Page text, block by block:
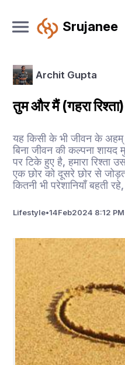
Srujanee
Archit Gupta
तुम और मैं (गहरा रिश्ता)
यह किसी के भी जीवन के
बिना जीवन की कल्पना शायद
पर टिके हुए है, हमारा
एक छोर को दूसरे छोर से
कितनी भी परेशानियाँ बहती
Lifestyle•14Feb2024 8:12 PM